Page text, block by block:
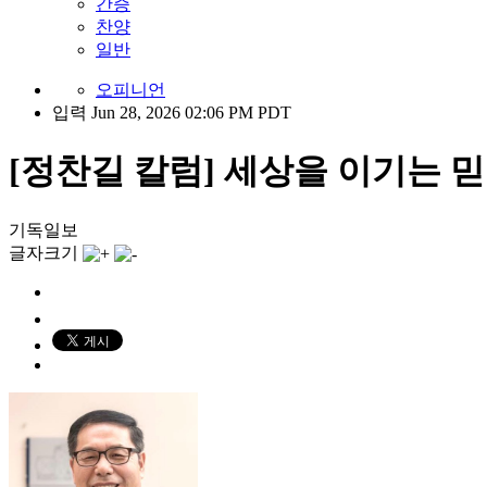
간증
찬양
일반
오피니언
입력 Jun 28, 2026 02:06 PM PDT
[정찬길 칼럼] 세상을 이기는
기독일보
글자크기